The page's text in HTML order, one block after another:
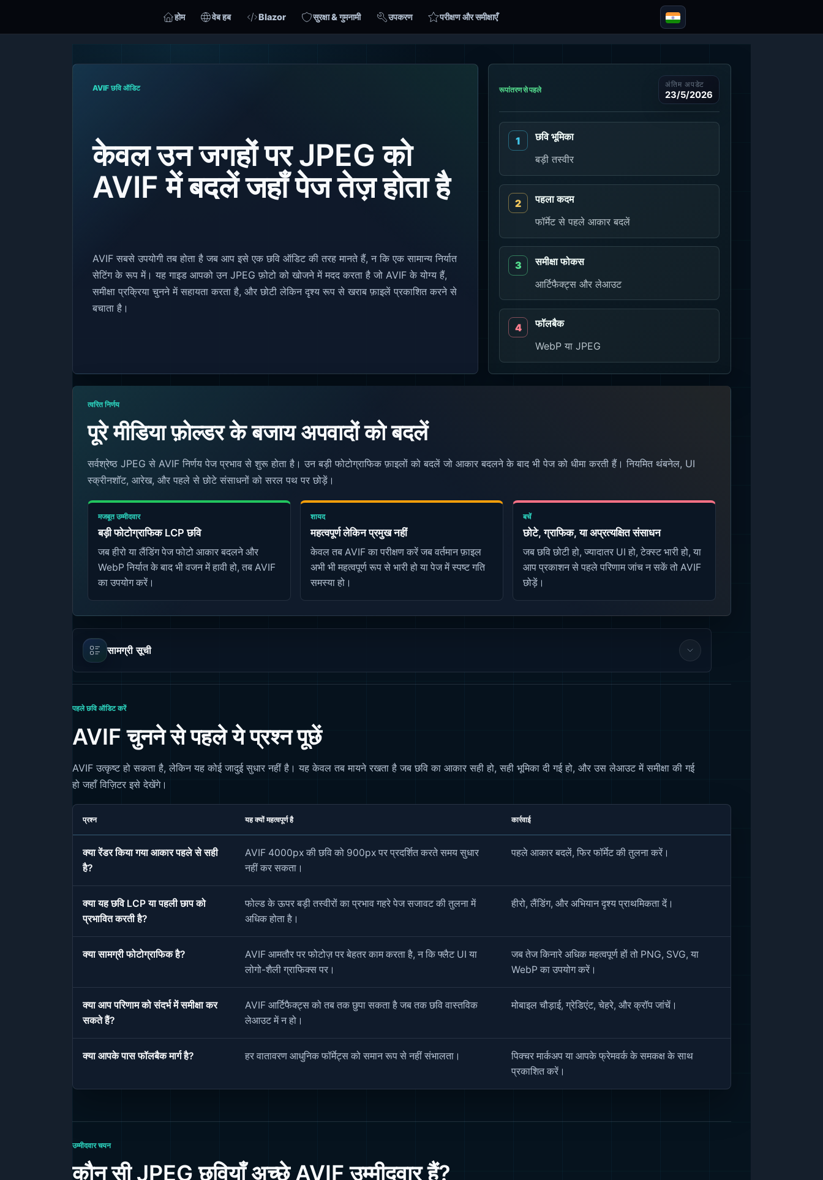
होम वेब हब Blazor सुरक्षा & गुमनामी उपकरण परीक्षण और समीक्षाएँ
AVIF छवि ऑडिट
केवल उन जगहों पर JPEG को
AVIF में बदलें जहाँ पेज तेज़ होता है
AVIF सबसे उपयोगी तब होता है जब आप इसे एक छवि ऑडिट की तरह मानते हैं, न कि एक सामान्य निर्यात
सेटिंग के रूप में। यह गाइड आपको उन JPEG फ़ोटो को खोजने में मदद करता है जो AVIF के योग्य हैं,
समीक्षा प्रक्रिया चुनने में सहायता करता है, और छोटी लेकिन दृश्य रूप से खराब फ़ाइलें प्रकाशित करने से
बचाता है।
रूपांतरण से पहले
अंतिम अपडेट
23/5/2026
छवि भूमिका
बड़ी तस्वीर
पहला कदम
फॉर्मेट से पहले आकार बदलें
समीक्षा फोकस
आर्टिफैक्ट्स और लेआउट
फॉलबैक
WebP या JPEG
त्वरित निर्णय
पूरे मीडिया फ़ोल्डर के बजाय अपवादों को बदलें
सर्वश्रेष्ठ JPEG से AVIF निर्णय पेज प्रभाव से शुरू होता है। उन बड़ी फोटोग्राफिक फ़ाइलों को बदलें जो आकार बदलने के बाद भी पेज को धीमा करती हैं। नियमित थंबनेल, UI
स्क्रीनशॉट, आरेख, और पहले से छोटे संसाधनों को सरल पथ पर छोड़ें।
मजबूत उम्मीदवार
बड़ी फोटोग्राफिक LCP छवि
जब हीरो या लैंडिंग पेज फोटो आकार बदलने और
WebP निर्यात के बाद भी वजन में हावी हो, तब AVIF
का उपयोग करें।
शायद
महत्वपूर्ण लेकिन प्रमुख नहीं
केवल तब AVIF का परीक्षण करें जब वर्तमान फ़ाइल
अभी भी महत्वपूर्ण रूप से भारी हो या पेज में स्पष्ट गति
समस्या हो।
बचें
छोटे, ग्राफिक, या अप्रत्यक्षित संसाधन
जब छवि छोटी हो, ज्यादातर UI हो, टेक्स्ट भारी हो, या
आप प्रकाशन से पहले परिणाम जांच न सकें तो AVIF
छोड़ें।
सामग्री सूची
पहले छवि ऑडिट करें
AVIF चुनने से पहले ये प्रश्न पूछें
AVIF उत्कृष्ट हो सकता है, लेकिन यह कोई जादुई सुधार नहीं है। यह केवल तब मायने रखता है जब छवि का आकार सही हो, सही भूमिका दी गई हो, और उस लेआउट में समीक्षा की गई
हो जहाँ विज़िटर इसे देखेंगे।
प्रश्न यह क्यों महत्वपूर्ण है कार्रवाई
क्या रेंडर किया गया आकार पहले से सही
है?
AVIF 4000px की छवि को 900px पर प्रदर्शित करते समय सुधार
नहीं कर सकता।
पहले आकार बदलें, फिर फॉर्मेट की तुलना करें।
क्या यह छवि LCP या पहली छाप को
प्रभावित करती है?
फोल्ड के ऊपर बड़ी तस्वीरों का प्रभाव गहरे पेज सजावट की तुलना में
अधिक होता है।
हीरो, लैंडिंग, और अभियान दृश्य प्राथमिकता दें।
क्या सामग्री फोटोग्राफिक है?
AVIF आमतौर पर फोटोज़ पर बेहतर काम करता है, न कि फ्लैट UI या
लोगो-शैली ग्राफिक्स पर।
जब तेज किनारे अधिक महत्वपूर्ण हों तो PNG, SVG, या
WebP का उपयोग करें।
क्या आप परिणाम को संदर्भ में समीक्षा कर
सकते हैं?
AVIF आर्टिफैक्ट्स को तब तक छुपा सकता है जब तक छवि वास्तविक
लेआउट में न हो।
मोबाइल चौड़ाई, ग्रेडिएंट, चेहरे, और क्रॉप जांचें।
क्या आपके पास फॉलबैक मार्ग है? हर वातावरण आधुनिक फॉर्मेट्स को समान रूप से नहीं संभालता।
पिक्चर मार्कअप या आपके फ्रेमवर्क के समकक्ष के साथ
प्रकाशित करें।
उम्मीदवार चयन
कौन सी JPEG छवियाँ अच्छे AVIF उम्मीदवार हैं?